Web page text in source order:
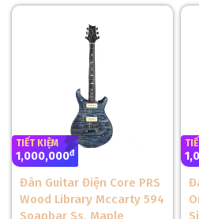
Cần Đàn Và Phím Đàn Của Đàn
Custom 24 Floyd
TIẾT KIỆM
1,000,000đ
Đàn Guitar Điện Core PRS
Wood Library Mccarty 594
Soapbar Ss, Maple